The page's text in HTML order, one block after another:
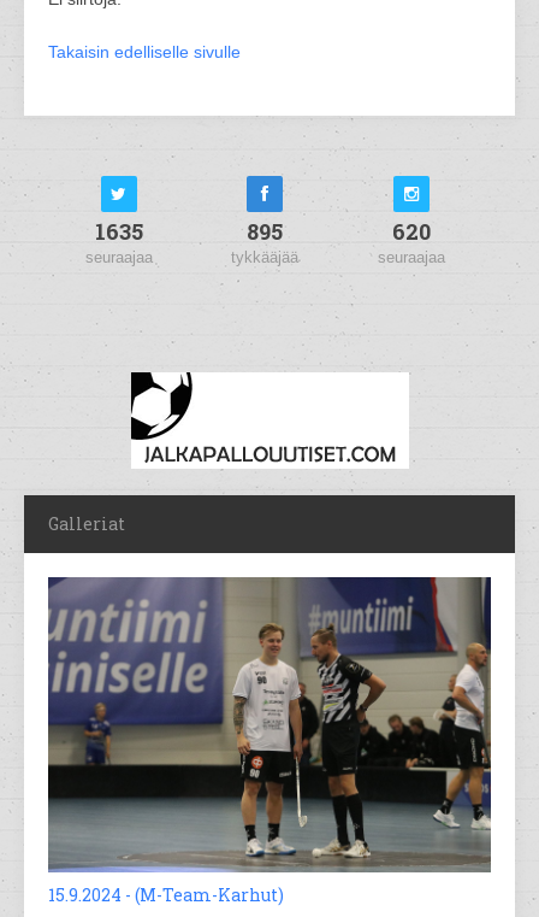
Takaisin edelliselle sivulle
1635
seuraajaa
895
tykkääjää
620
seuraajaa
Galleriat
15.9.2024 - (M-Team-Karhut)